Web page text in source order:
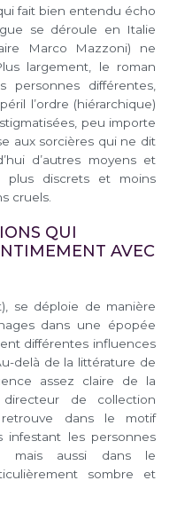
fait bien entendu écho
se déroule en Italie
Marco Mazzoni) ne
largement, le roman
personnes différentes,
l’ordre (hiérarchique)
peu importe
aux sorcières qui ne dit
d’autres moyens et
plus discrets et moins
cruels.
QUI
AVEC
se déploie de manière
dans une épopée
différentes influences
delà de la littérature de
assez claire de la
de collection
dans le motif
infestant les personnes
mais aussi dans le
sombre et